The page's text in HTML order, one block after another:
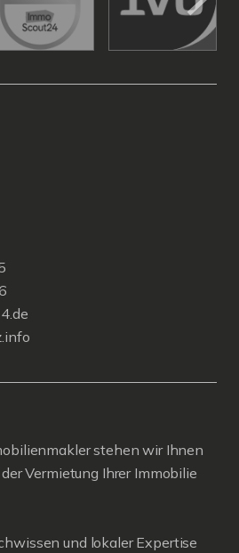
stehen wir Ihnen
Vermietung Ihrer Immobilie
und lokaler Expertise